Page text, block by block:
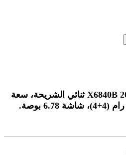
X6840Bثنائي الشريحة، سعة
رام (4+4)، شاشة 6.78 بوصة .